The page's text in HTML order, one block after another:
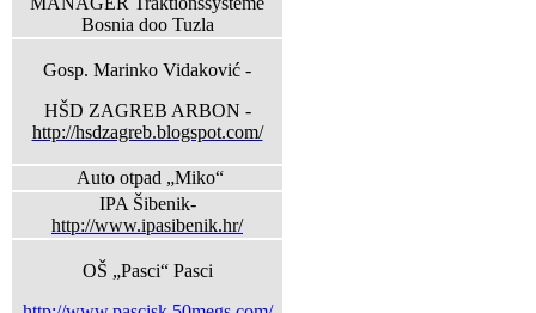
Bosnia doo Tuzla
Gosp. Marinko Vidaković -
HŠD ZAGREB ARBON -
http://hsdzagreb.blogspot.com/
Auto otpad „Miko“
IPA Šibenik-
http://www.ipasibenik.hr/
OŠ „Pasci“ Pasci